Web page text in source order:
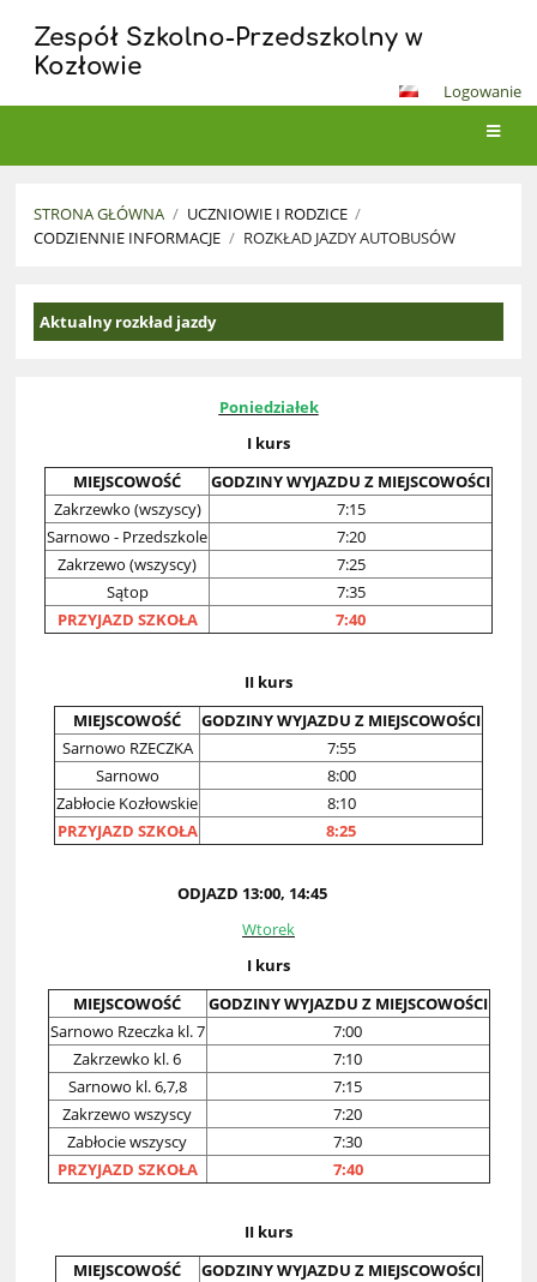
Zespół Szkolno-Przedszkolny w
Kozłowie
Logowanie
STRONA GŁÓWNA / UCZNIOWIE I RODZICE /
CODZIENNIE INFORMACJE / ROZKŁAD JAZDY AUTOBUSÓW
Rozkład
jazdy
Aktualny rozkład jazdy
Poniedziałek
I kurs
MIEJSCOWOŚĆ
GODZINY WYJAZDU Z MIEJSCOWOŚCI
Zakrzewko (wszyscy)
7:15
Sarnowo - Przedszkole
7:20
Zakrzewo (wszyscy)
7:25
Sątop
7:35
PRZYJAZD SZKOŁA
7:40
II kurs
MIEJSCOWOŚĆ
GODZINY WYJAZDU Z MIEJSCOWOŚCI
Sarnowo RZECZKA
7:55
Sarnowo
8:00
Zabłocie Kozłowskie
8:10
PRZYJAZD SZKOŁA
8:25
ODJAZD 13:00, 14:45
Wtorek
I kurs
MIEJSCOWOŚĆ
GODZINY WYJAZDU Z MIEJSCOWOŚCI
Sarnowo Rzeczka kl. 7
7:00
Zakrzewko kl. 6
7:10
Sarnowo kl. 6,7,8
7:15
Zakrzewo wszyscy
7:20
Zabłocie wszyscy
7:30
PRZYJAZD SZKOŁA
7:40
II kurs
MIEJSCOWOŚĆ
GODZINY WYJAZDU Z MIEJSCOWOŚCI